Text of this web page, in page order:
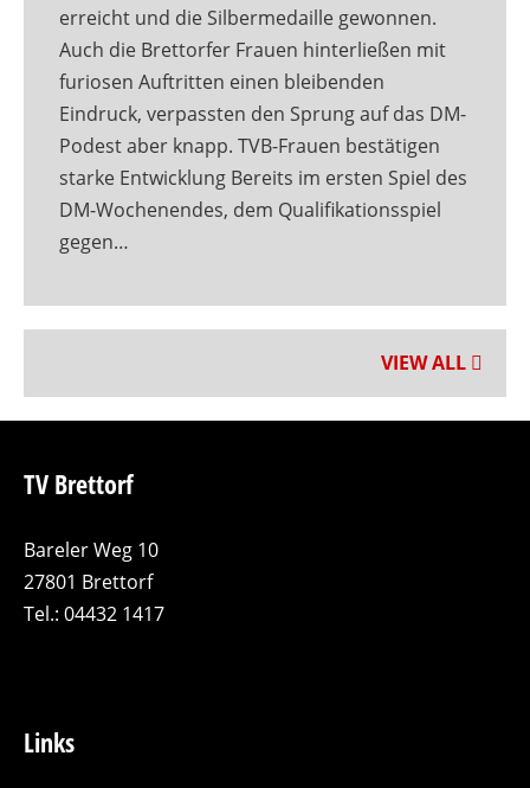
erreicht und die Silbermedaille gewonnen.
Auch die Brettorfer Frauen hinterließen mit
furiosen Auftritten einen bleibenden
Eindruck, verpassten den Sprung auf das DM-
Podest aber knapp. TVB-Frauen bestätigen
starke Entwicklung Bereits im ersten Spiel des
DM-Wochenendes, dem Qualifikationsspiel
gegen…
VIEW ALL
TV Brettorf
Bareler Weg 10
27801 Brettorf
Tel.: 04432 1417
Links